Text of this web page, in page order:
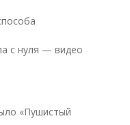
с нуля — видео
«Пушистый